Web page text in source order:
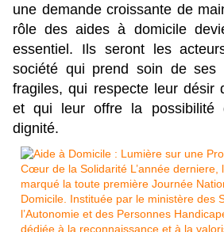
une demande croissante de
rôle des aides à domicile
essentiel. Ils seront les
société qui prend soin de ses
fragiles, qui respecte leur désir
et qui leur offre la possibilité
dignité.